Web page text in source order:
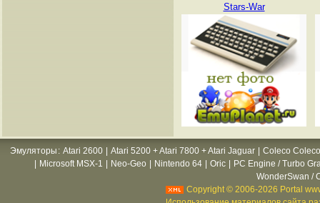
Stars-War
Эмуляторы : Atari 2600 Atari 5200 + Atari 7800 + Atari Jaguar
Coleco
Microsoft MSX-1 Neo-Geo Nintendo 64 Oric
PC Engine / Turbo
WonderSwan /
Copyright © 2006-2026 Portal